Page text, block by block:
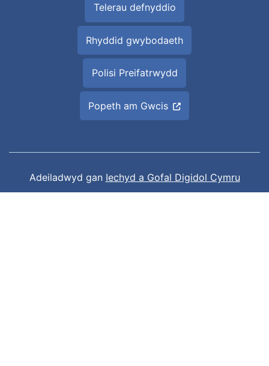
Telerau defnyddio
Rhyddid gwybodaeth
Polisi Preifatrwydd
Popeth am Gwcis
Adeiladwyd gan Iechyd a Gofal Digidol Cymru